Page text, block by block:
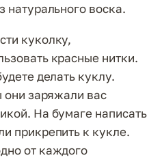
натурального воска.
куколку,
красные нитки.
делать куклу.
они заряжали вас
На бумаге написать
прикрепить к кукле.
от каждого